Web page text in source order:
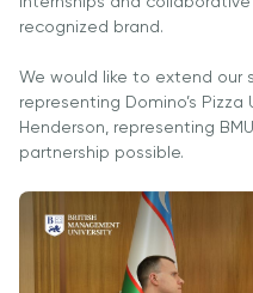
recognized brand.
We would like to extend our
representing Domino’s Pizza
Henderson, representing
partnership possible.